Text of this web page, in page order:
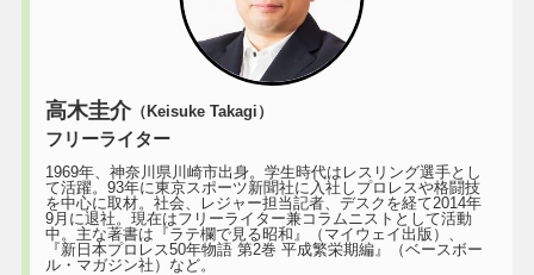
高木圭介（Keisuke Takagi）
フリーライター
1969年、神奈川県川崎市出身。学生時代はレスリング選手とし
て活躍。93年に東京スポーツ新聞社に入社しプロレスや格闘技
を中心に取材。社会、レジャー担当記者、デスクを経て2014年
9月に退社。現在はフリーライター兼コラムニストとして活動
中。主な著書は『ラテ欄で見る昭和』（マイウェイ出版）、
『新日本プロレス50年物語 第2巻 平成繁栄期編』（ベースボー
ル・マガジン社）など。